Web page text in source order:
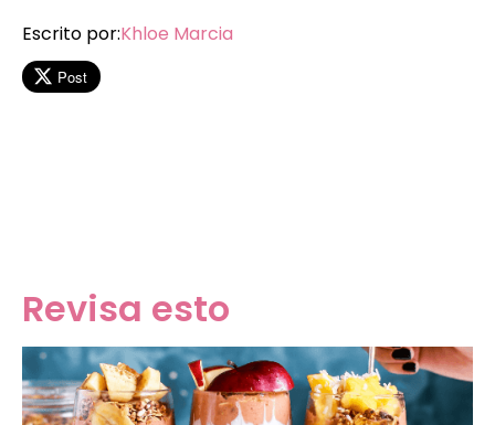
Escrito por:Khloe Marcia
Post
Revisa esto